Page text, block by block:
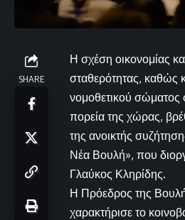
SHARE
Η σχέση οικονομίας
σταθερότητας, καθώς
νομοθετικού σώματος
πορεία της χώρας,
της ανοικτής
Νέα Βουλή», που
Γλαύκος Κληρίδης.
Η Πρόεδρος της
χαρακτήρισε το